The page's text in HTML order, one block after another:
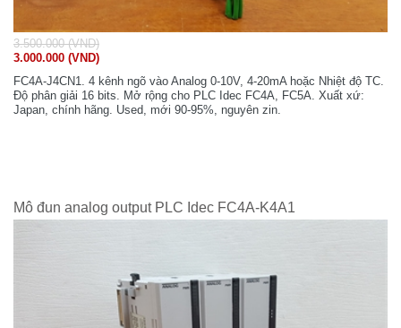
3.500.000 (VND)
3.000.000 (VND)
FC4A-J4CN1. 4 kênh ngõ vào Analog 0-10V, 4-20mA hoặc Nhiệt độ TC.
Độ phân giải 16 bits. Mở rộng cho PLC Idec FC4A, FC5A. Xuất xứ:
Japan, chính hãng. Used, mới 90-95%, nguyên zin.
Mô đun analog output PLC Idec FC4A-K4A1